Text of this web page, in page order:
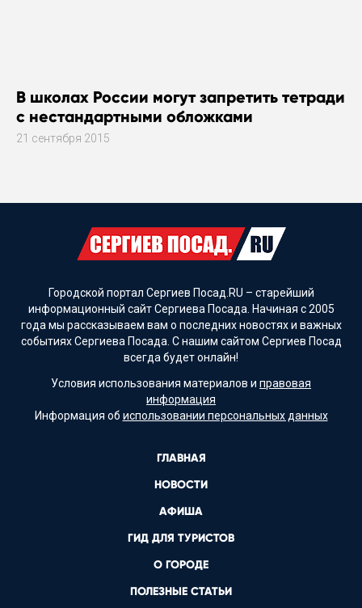
В школах России могут запретить тетради
с нестандартными обложками
21 сентября 2015
Городской портал Сергиев Посад.RU – старейший
информационный сайт Сергиева Посада. Начиная с 2005
года мы рассказываем вам о последних новостях и важных
событиях Сергиева Посада. С нашим сайтом Сергиев Посад
всегда будет онлайн!
Условия использования материалов и правовая
информация
Информация об использовании персональных данных
ГЛАВНАЯ
НОВОСТИ
АФИША
ГИД ДЛЯ ТУРИСТОВ
О ГОРОДЕ
ПОЛЕЗНЫЕ СТАТЬИ